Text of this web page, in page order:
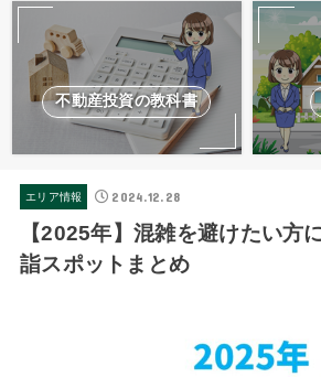
不動産投資の教科書
エリア情報 2024.12.28
【2025年】混雑を避けたい方
詣スポットまとめ